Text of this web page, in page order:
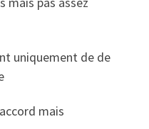
uniquement de de
mais